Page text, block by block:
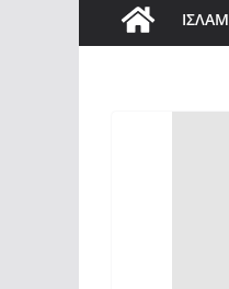
ΙΣΛΑΜ